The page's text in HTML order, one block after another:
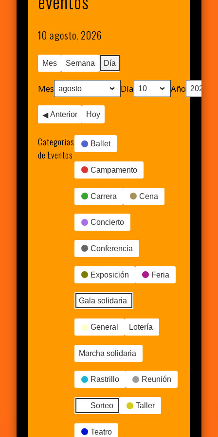
10 agosto, 2026
Mes Semana Día
Mes Día Año
Anterior Hoy
Categorías
de Eventos
Ballet
Campamento
Carrera Cena
Concierto
Conferencia
Exposición Feria
Gala solidaria
General Lotería
Marcha solidaria
Rastrillo Reunión
Sorteo Taller
Teatro